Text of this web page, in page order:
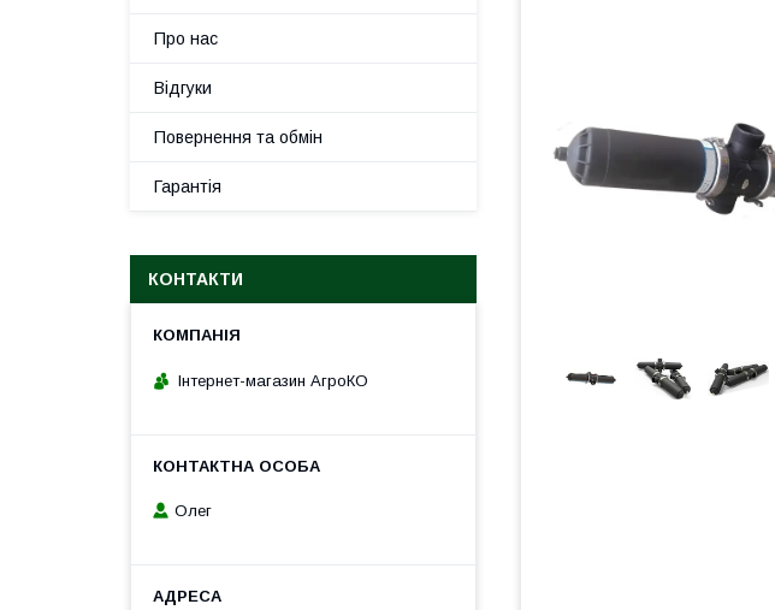
Про нас
Відгуки
Повернення та обмін
Гарантія
КОНТАКТИ
Інтернет-магазин АгроКО
Олег